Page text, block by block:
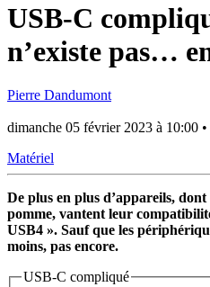
USB-C
n’existe pas…
Pierre Dandumont
dimanche 05 février 2023 à 10:00 •
Matériel
De plus en plus d’appareils,
pomme, vantent leur
USB4 ». Sauf que les
moins, pas encore.
USB-C compliqué